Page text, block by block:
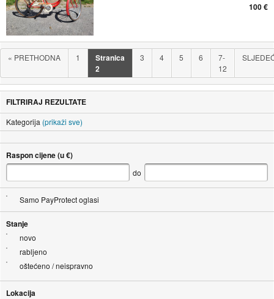
100 €
« PRETHODNA 1
Stranica
2
3 4 5 6
7-
12
FILTRIRAJ REZULTATE
Kategorija (prikaži sve)
Raspon cijene (u €)
do
Samo PayProtect oglasi
Stanje
novo
rabljeno
oštećeno / neispravno
Lokacija